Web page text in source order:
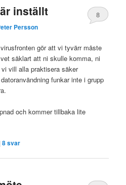
inställt
Persson
8
gör att vi tyvärr måste
såklart att ni skulle komma, ni
vill alla praktisera säker
funkar inte i grupp
och kommer tillbaka lite
|8svar